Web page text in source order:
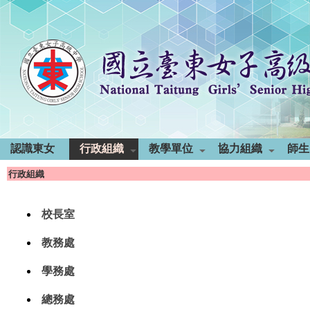
認識東女 行政組織 教學單位 協力組織 師
行政組織
校長室
教務處
學務處
總務處